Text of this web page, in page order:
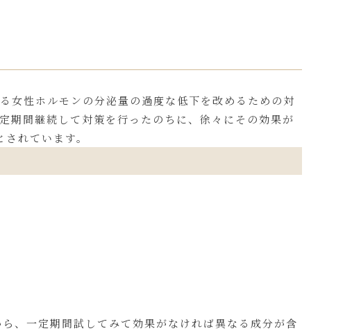
女性ホルモンの分泌量の過度な低下を改めるための対
期間継続して対策を行ったのちに、徐々にその効果が
れています。
、一定期間試してみて効果がなければ異なる成分が含